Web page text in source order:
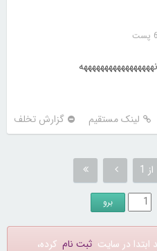
لینک مستقیم گزارش تخلف
ابتدا در سایت ثبت نام کرده،